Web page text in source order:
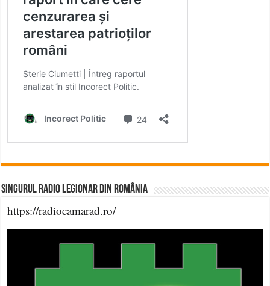
Singurul Radio Legionar din România
https://radiocamarad.ro/